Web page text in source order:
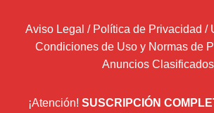
Aviso Legal / Política de Privacidad /
Condiciones de Uso y Normas de
Anuncios Clasificados
¡Atención! SUSCRIPCIÓN